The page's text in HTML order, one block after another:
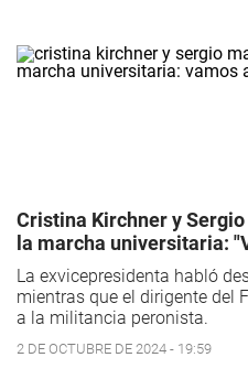
Cristina Kirchner y
la marcha universitaria:
La exvicepresidenta habló
mientras que el dirigente del
a la militancia peronista.
2 DE OCTUBRE DE 2024 - 19:59